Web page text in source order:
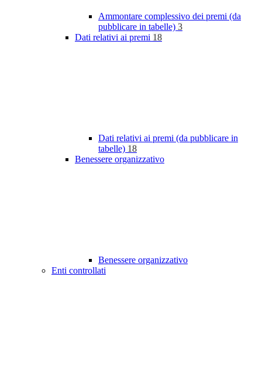
Ammontare complessivo dei premi (da
pubblicare in tabelle) 3
Dati relativi ai premi 18
Dati relativi ai premi (da pubblicare in
tabelle) 18
Benessere organizzativo
Benessere organizzativo
Enti controllati